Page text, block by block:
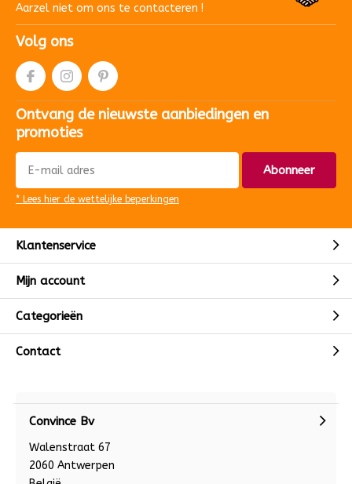
Aarzel niet om ons te contacteren !
Volg ons
Ontvang de nieuwste aanbiedingen en
promoties
Abonneer
* Lees hier de wettelijke beperkingen
Klantenservice
Mijn account
Categorieën
Contact
Convince Bv
Walenstraat 67
2060 Antwerpen